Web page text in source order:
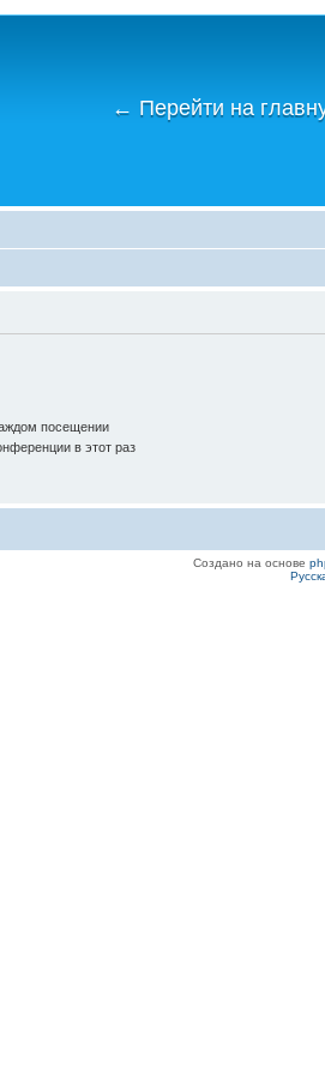
← Перейти на
посещении
в этот раз
Создано на основе